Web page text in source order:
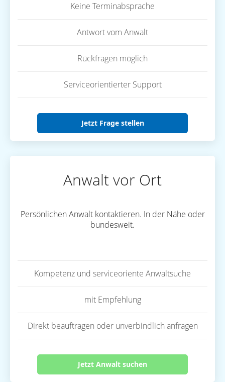
Keine Terminabsprache
Antwort vom Anwalt
Rückfragen möglich
Serviceorientierter Support
Jetzt Frage stellen
Anwalt vor Ort
Persönlichen Anwalt kontaktieren. In der Nähe oder
bundesweit.
Kompetenz und serviceoriente Anwaltsuche
mit Empfehlung
Direkt beauftragen oder unverbindlich anfragen
Jetzt Anwalt suchen